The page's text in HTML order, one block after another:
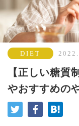
DIET
【正しい糖質
やおすすめの